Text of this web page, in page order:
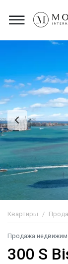
Квартиры
Продажа
300 S